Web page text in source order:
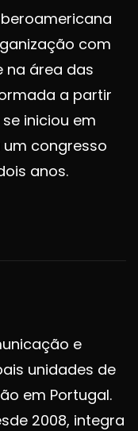
com
na área das
a partir
se iniciou em
um congresso
anos.
e
unidades de
em Portugal.
2008, integra